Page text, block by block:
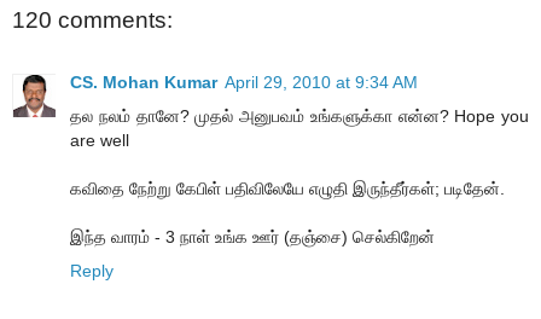
120 comments:
CS. Mohan Kumar April 29, 2010 at 9:34 AM
தல நலம் தானே? முதல் அனுபவம் உங்களுக்கா என்ன? Hope you
are well
கவிதை நேற்று கேபிள் பதிவிலேயே எழுதி இருந்தீர்கள்; படிதேன்.
இந்த வாரம் - 3 நாள் உங்க ஊர் (தஞ்சை) செல்கிறேன்
Reply